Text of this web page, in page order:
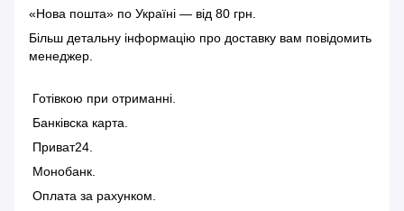
«Нова пошта» по Україні — від 80 грн.
Більш детальну інформацію про доставку вам повідомить
менеджер.
Готівкою при отриманні.
Банківска карта.
Приват24.
Монобанк.
Оплата за рахунком.